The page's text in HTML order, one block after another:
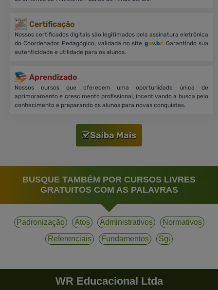
Certificação
Nossos certificados digitais são legitimados pela assinatura eletrônica
do Coordenador Pedagógico, validada no site gov.br. Garantindo sua
autenticidade e utilidade para os alunos.
Aprendizado
Nossos cursos que oferecem uma oportunidade única de
aprimoramento e crescimento profissional, incentivando a busca pelo
conhecimento e preparando os alunos para novas conquistas.
Saiba Mais
BUSQUE TAMBÉM POR CURSOS LIVRES
GRATUITOS COM AS PALAVRAS
Padronização Atos Administrativos
Normativos
Referenciais
Fundamentos Sgi
WR Educacional Ltda